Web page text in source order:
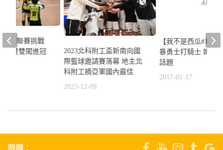
2023北科附工盃新南向國
際籃球邀請賽落幕 地主北
科附工摘亞軍國內最佳
2023-12-09
【我不是西瓜#11直
暴勇士打騎士 姆斯
話題
2017-01-17
排球聯賽挑戰
排雙雙闖進冠